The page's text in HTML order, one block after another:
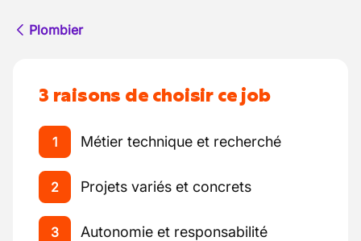
Plombier
3 raisons de choisir ce job
1 Métier technique et recherché
2 Projets variés et concrets
3 Autonomie et responsabilité